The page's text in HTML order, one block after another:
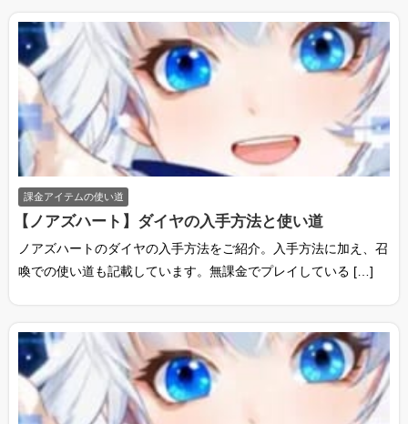
課金アイテムの使い道
【ノアズハート】ダイヤの入手方法と使い道
ノアズハートのダイヤの入手方法をご紹介。入手方法に加え、召
喚での使い道も記載しています。無課金でプレイしている […]